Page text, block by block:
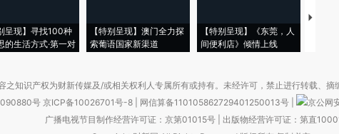
呈现】寻找100种
的生活方式·第一对
【特别呈现】澳门全力探
索葡语国家新渠道
【特别呈现】《东莞，人
间便利店》倾情上线
【推广
之知识产权为财新传媒及/或相关权利人专属所有或持有。未经许可，禁止进行转载、摘
号 京ICP备10026701号-8 网信算备110105862729401250013号
京公网
广播电视节目制作经营许可证：京第01015号| 出版物经营许可证：第直